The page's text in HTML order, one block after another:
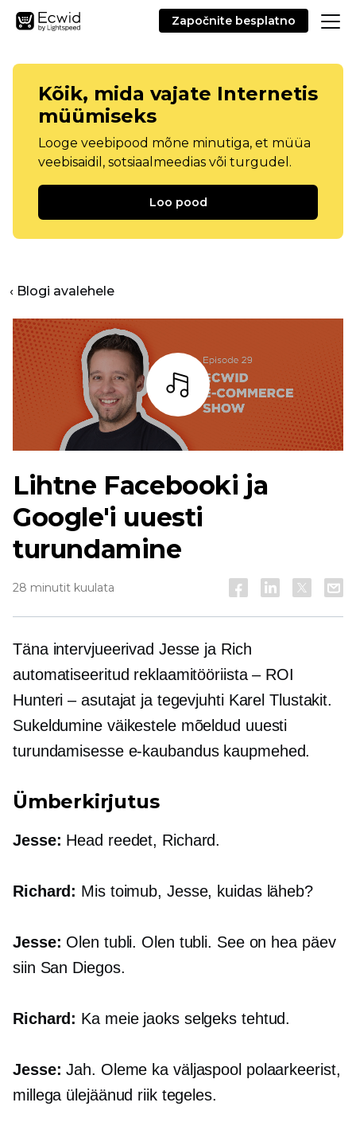
Započnite besplatno
Kõik, mida vajate Internetis
müümiseks
Looge veebipood mõne minutiga, et müüa
veebisaidil, sotsiaalmeedias või turgudel.
Loo pood
‹ Blogi avalehele
Kuulama
Lihtne Facebooki ja
Google'i uuesti
turundamine
28 minutit kuulata
Täna intervjueerivad Jesse ja Rich
automatiseeritud reklaamitööriista – ROI
Hunteri – asutajat ja tegevjuhti Karel Tlustakit.
Sukeldumine väikestele mõeldud uuesti
turundamisesse e-kaubanduskaupmehed.
Ümberkirjutus
Jesse: Head reedet, Richard.
Richard: Mis toimub, Jesse, kuidas läheb?
Jesse: Olen tubli. Olen tubli. See on hea päev
siin San Diegos.
Richard: Ka meie jaoks selgeks tehtud.
Jesse: Jah. Oleme ka väljaspool polaarkeerist,
millega ülejäänud riik tegeles.